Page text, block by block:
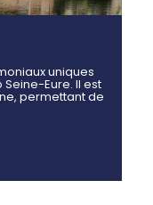
uniques
Eure. Il est
permettant de